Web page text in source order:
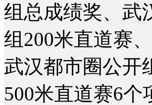
组总成绩奖、武
组200米直道赛
武汉都市圈公开
500米直道赛6个